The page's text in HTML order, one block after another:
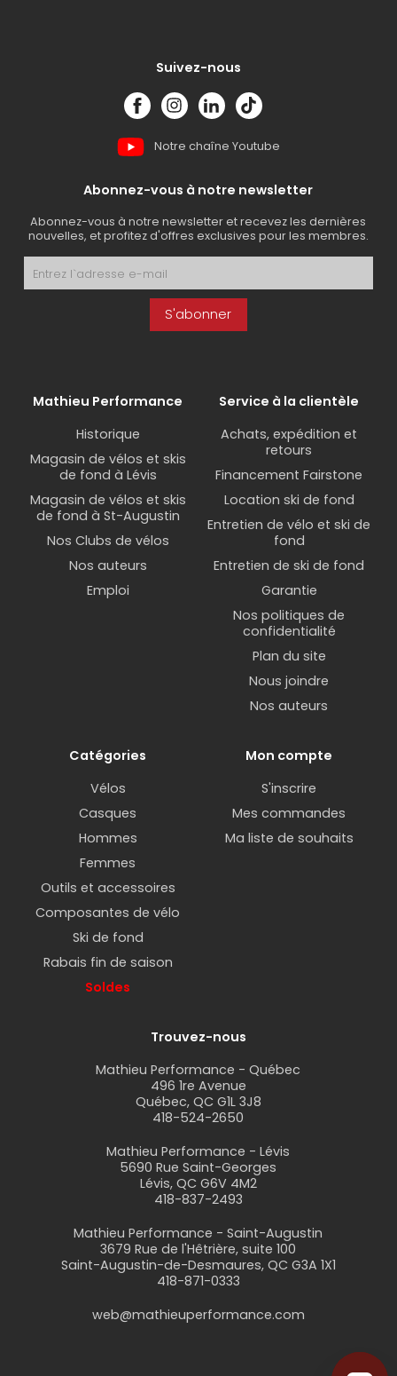
Suivez-nous
Notre chaîne Youtube
Abonnez-vous à notre newsletter
Abonnez-vous à notre newsletter et recevez les dernières
nouvelles, et profitez d'offres exclusives pour les membres.
S'abonner
Mathieu Performance
Historique
Magasin de vélos et skis
de fond à Lévis
Magasin de vélos et skis
de fond à St-Augustin
Nos Clubs de vélos
Nos auteurs
Emploi
Service à la clientèle
Achats, expédition et
retours
Financement Fairstone
Location ski de fond
Entretien de vélo et ski de
fond
Entretien de ski de fond
Garantie
Nos politiques de
confidentialité
Plan du site
Nous joindre
Nos auteurs
Catégories
Vélos
Casques
Hommes
Femmes
Outils et accessoires
Composantes de vélo
Ski de fond
Rabais fin de saison
Soldes
Mon compte
S'inscrire
Mes commandes
Ma liste de souhaits
Trouvez-nous
Mathieu Performance - Québec
496 1re Avenue
Québec, QC G1L 3J8
418-524-2650
Mathieu Performance - Lévis
5690 Rue Saint-Georges
Lévis, QC G6V 4M2
418-837-2493
Mathieu Performance - Saint-Augustin
3679 Rue de l'Hêtrière, suite 100
Saint-Augustin-de-Desmaures, QC G3A 1X1
418-871-0333
web@mathieuperformance.com